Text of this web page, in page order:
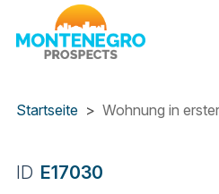
zum
Startseite Wohnung in
ID E17030